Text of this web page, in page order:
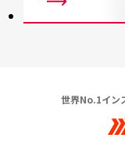
世界No.1イン